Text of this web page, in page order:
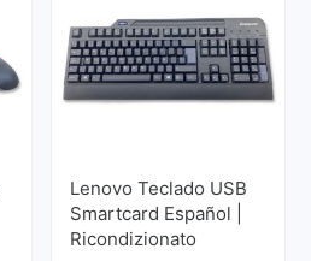
Lenovo Teclado USB
Smartcard Español |
Ricondizionato